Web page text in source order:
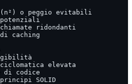
o peggio evitabili
ridondanti
caching
elevata
di codice
SOLID